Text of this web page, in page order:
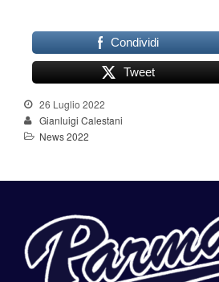
Condividi
Tweet
26 Luglio 2022
Gianluigi Calestani
News 2022